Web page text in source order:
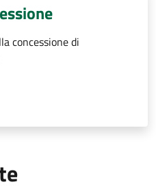
concessione di